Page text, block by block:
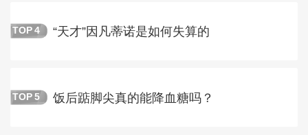
TOP 4 “天才”因凡蒂诺是如何失算的
TOP 5 饭后踮脚尖真的能降血糖吗？